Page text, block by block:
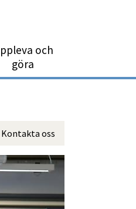
och
göra
Kontakta oss